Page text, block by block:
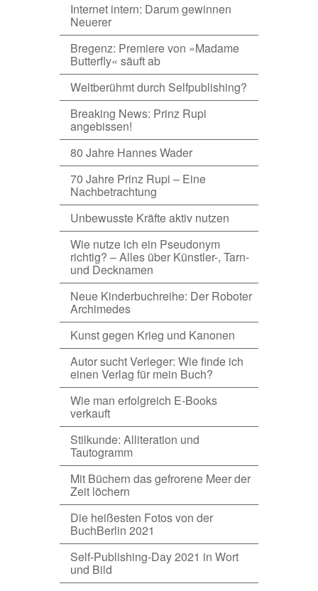
Internet intern: Darum gewinnen
Neuerer
Bregenz: Premiere von »Madame
Butterfly« säuft ab
Weltberühmt durch Selfpublishing?
Breaking News: Prinz Rupi
angebissen!
80 Jahre Hannes Wader
70 Jahre Prinz Rupi – Eine
Nachbetrachtung
Unbewusste Kräfte aktiv nutzen
Wie nutze ich ein Pseudonym
richtig? – Alles über Künstler-, Tarn-
und Decknamen
Neue Kinderbuchreihe: Der Roboter
Archimedes
Kunst gegen Krieg und Kanonen
Autor sucht Verleger: Wie finde ich
einen Verlag für mein Buch?
Wie man erfolgreich E-Books
verkauft
Stilkunde: Alliteration und
Tautogramm
Mit Büchern das gefrorene Meer der
Zeit löchern
Die heißesten Fotos von der
BuchBerlin 2021
Self-Publishing-Day 2021 in Wort
und Bild